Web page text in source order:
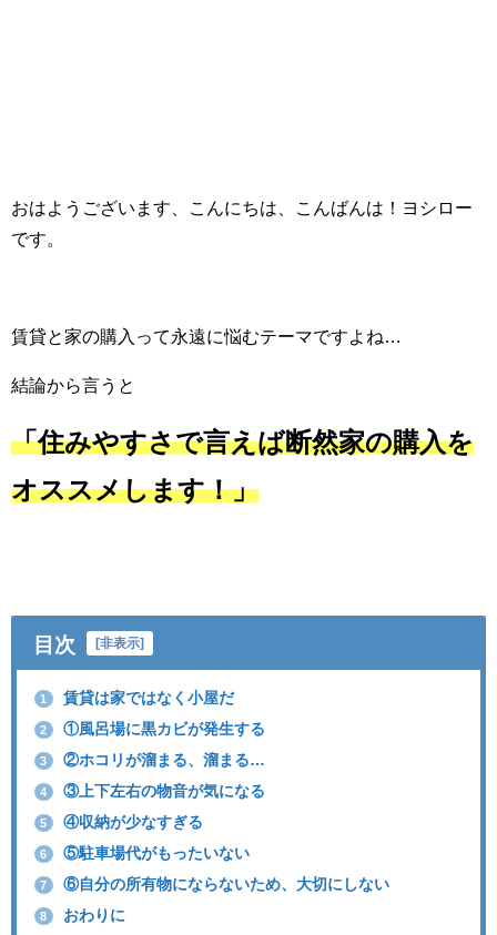
おはようございます、こんにちは、こんばんは！ヨシロー
です。
賃貸と家の購入って永遠に悩むテーマですよね…
結論から言うと
「住みやすさで言えば断然家の購入を
オススメします！」
目次 [非表示]
1 賃貸は家ではなく小屋だ
2 ①風呂場に黒カビが発生する
3 ②ホコリが溜まる、溜まる…
4 ③上下左右の物音が気になる
5 ④収納が少なすぎる
6 ⑤駐車場代がもったいない
7 ⑥自分の所有物にならないため、大切にしない
8 おわりに